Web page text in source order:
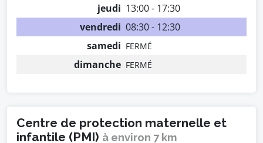
jeudi 13:00 - 17:30
vendredi 08:30 - 12:30
samedi FERMÉ
dimanche FERMÉ
Centre de protection maternelle et
infantile (PMI) à environ 7 km